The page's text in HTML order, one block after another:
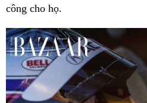
công cho họ.